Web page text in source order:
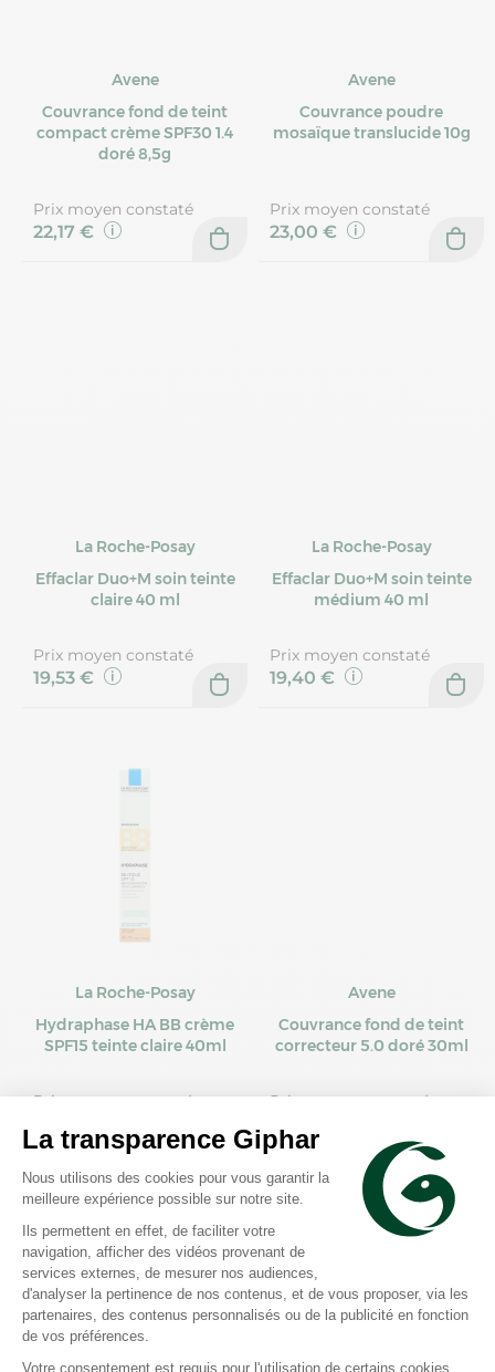
Avene
Couvrance fond de teint
compact crème SPF30 1.4
doré 8,5g
Prix moyen constaté
22,17 €
Avene
Couvrance poudre
mosaïque translucide 10g
Prix moyen constaté
23,00 €
La Roche-Posay
Effaclar Duo+M soin teinte
claire 40 ml
Prix moyen constaté
19,53 €
La Roche-Posay
Effaclar Duo+M soin teinte
médium 40 ml
Prix moyen constaté
19,40 €
La Roche-Posay
Hydraphase HA BB crème
SPF15 teinte claire 40ml
Prix moyen constaté
Avene
Couvrance fond de teint
correcteur 5.0 doré 30ml
Prix moyen constaté